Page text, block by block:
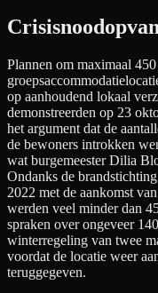
Plannen om maximaal
op aanhoudend lokaal
demonstreerden op 23
het argument dat de
de bewoners introkken
wat burgemeester Dilia
Ondanks de
2022 met de aankomst
werden veel minder dan
spraken over ongeveer
winterregeling van twee
voordat de locatie weer
teruggegeven.